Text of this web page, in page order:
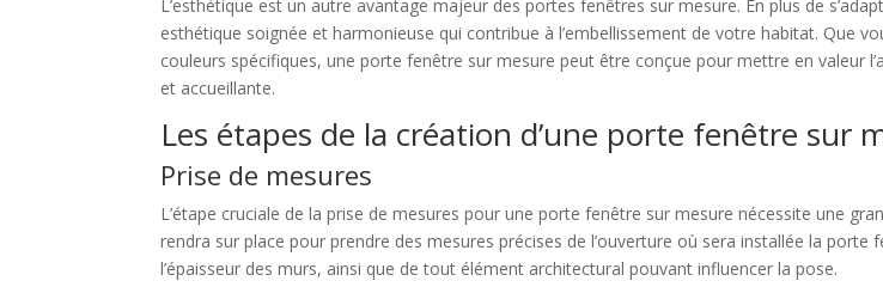
L’esthétique est un autre avantage majeur des portes fenêtres sur mesure. En plus de
esthétique soignée et harmonieuse qui contribue à l’embellissement de votre habitat. Que
couleurs spécifiques, une porte fenêtre sur mesure peut être conçue pour mettre en valeur
et accueillante.
Les étapes de la création d’une porte fenêtre sur
Prise de mesures
L’étape cruciale de la prise de mesures pour une porte fenêtre sur mesure nécessite une
rendra sur place pour prendre des mesures précises de l’ouverture où sera installée la
l’épaisseur des murs, ainsi que de tout élément architectural pouvant influencer la pose.